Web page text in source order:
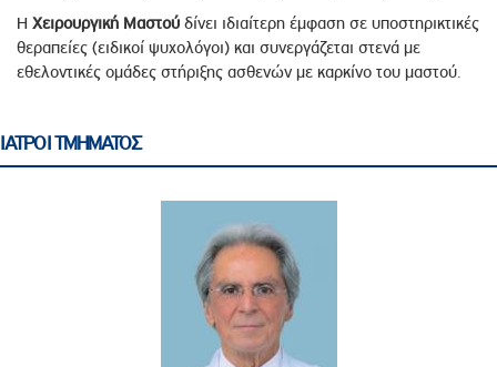
Η Χειρουργική Μαστού δίνει ιδιαίτερη έμφαση σε υποστηρικτικές
θεραπείες (ειδικοί ψυχολόγοι) και συνεργάζεται στενά με
εθελοντικές ομάδες στήριξης ασθενών με καρκίνο του μαστού.
ΙΑΤΡΟΙ ΤΜΗΜΑΤΟΣ